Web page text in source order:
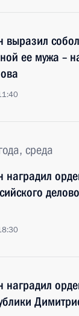
выразил
ее мужа –
среда
наградил
наградил